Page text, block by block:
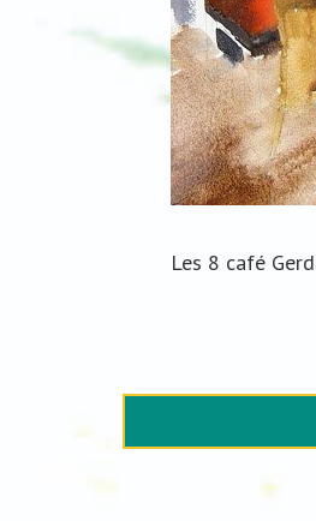
Les 8 café